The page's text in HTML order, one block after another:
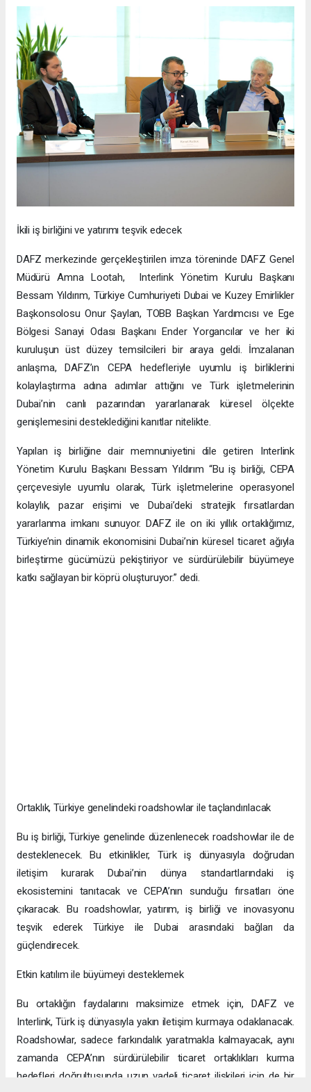
İkili iş birliğini ve yatırımı teşvik edecek
DAFZ merkezinde gerçekleştirilen imza töreninde DAFZ Genel
Müdürü Amna Lootah, Interlink Yönetim Kurulu Başkanı
Bessam Yıldırım, Türkiye Cumhuriyeti Dubai ve Kuzey Emirlikler
Başkonsolosu Onur Şaylan, TOBB Başkan Yardımcısı ve Ege
Bölgesi Sanayi Odası Başkanı Ender Yorgancılar ve her iki
kuruluşun üst düzey temsilcileri bir araya geldi. İmzalanan
anlaşma, DAFZ’ın CEPA hedefleriyle uyumlu iş birliklerini
kolaylaştırma adına adımlar attığını ve Türk işletmelerinin
Dubai’nin canlı pazarından yararlanarak küresel ölçekte
genişlemesini desteklediğini kanıtlar nitelikte.
Yapılan iş birliğine dair memnuniyetini dile getiren Interlink
Yönetim Kurulu Başkanı Bessam Yıldırım “Bu iş birliği, CEPA
çerçevesiyle uyumlu olarak, Türk işletmelerine operasyonel
kolaylık, pazar erişimi ve Dubai’deki stratejik fırsatlardan
yararlanma imkanı sunuyor. DAFZ ile on iki yıllık ortaklığımız,
Türkiye’nin dinamik ekonomisini Dubai’nin küresel ticaret ağıyla
birleştirme gücümüzü pekiştiriyor ve sürdürülebilir büyümeye
katkı sağlayan bir köprü oluşturuyor.” dedi.
Ortaklık, Türkiye genelindeki roadshowlar ile taçlandırılacak
Bu iş birliği, Türkiye genelinde düzenlenecek roadshowlar ile de
desteklenecek. Bu etkinlikler, Türk iş dünyasıyla doğrudan
iletişim kurarak Dubai’nin dünya standartlarındaki iş
ekosistemini tanıtacak ve CEPA’nın sunduğu fırsatları öne
çıkaracak. Bu roadshowlar, yatırım, iş birliği ve inovasyonu
teşvik ederek Türkiye ile Dubai arasındaki bağları da
güçlendirecek.
Etkin katılım ile büyümeyi desteklemek
Bu ortaklığın faydalarını maksimize etmek için, DAFZ ve
Interlink, Türk iş dünyasıyla yakın iletişim kurmaya odaklanacak.
Roadshowlar, sadece farkındalık yaratmakla kalmayacak, aynı
zamanda CEPA’nın sürdürülebilir ticaret ortaklıkları kurma
hedefleri doğrultusunda uzun vadeli ticaret ilişkileri için de bir